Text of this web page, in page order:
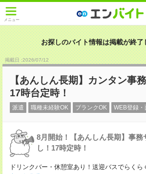
メニュー
お探しのバイト情報は掲載が終了
掲載日 :2026/07/12
【あんしん長期】カンタン事
17時台定時！
派遣 職種未経験OK ブランクOK WEB登録・
8月開始！【あんしん長期】事務
し！17時定時！
ドリンクバー・休憩室あり！送迎バスでらく